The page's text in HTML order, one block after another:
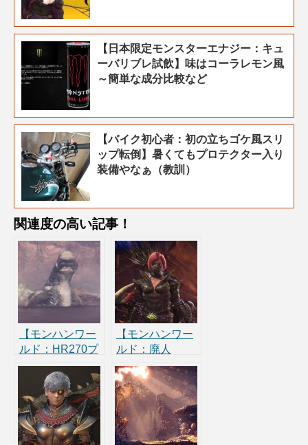
【日本限定モンスターエナジー：キュ
ーバリブレ試飲】味はコーラレモン風
～簡単な成分比較など
【バイク初心者：初の立ちゴケ風スリ
ップ転倒】暑くてもプロテクター入り
装備やなぁ（教訓）
関連度の高い記事！
【モンハンワー
ルド：HR270プ
チ廃人が教える
「竜玉」の集め
方】ジュラトド
ス捕獲装備で凸
【モンハンワー
ルド：廃人
HR400のイビル
ジョー防具-スキ
ル考察】バンギ
ス装備で使える
部位はどれ？